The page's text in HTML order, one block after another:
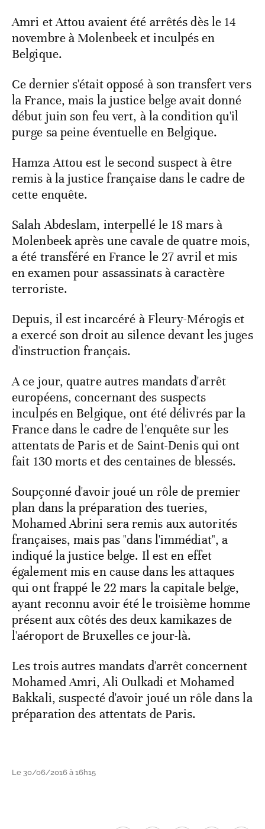
Amri et Attou avaient été arrêtés dès le 14
novembre à Molenbeek et inculpés en
Belgique.
Ce dernier s'était opposé à son transfert vers
la France, mais la justice belge avait donné
début juin son feu vert, à la condition qu'il
purge sa peine éventuelle en Belgique.
Hamza Attou est le second suspect à être
remis à la justice française dans le cadre de
cette enquête.
Salah Abdeslam, interpellé le 18 mars à
Molenbeek après une cavale de quatre mois,
a été transféré en France le 27 avril et mis
en examen pour assassinats à caractère
terroriste.
Depuis, il est incarcéré à Fleury-Mérogis et
a exercé son droit au silence devant les juges
d'instruction français.
A ce jour, quatre autres mandats d'arrêt
européens, concernant des suspects
inculpés en Belgique, ont été délivrés par la
France dans le cadre de l'enquête sur les
attentats de Paris et de Saint-Denis qui ont
fait 130 morts et des centaines de blessés.
Soupçonné d'avoir joué un rôle de premier
plan dans la préparation des tueries,
Mohamed Abrini sera remis aux autorités
françaises, mais pas "dans l'immédiat", a
indiqué la justice belge. Il est en effet
également mis en cause dans les attaques
qui ont frappé le 22 mars la capitale belge,
ayant reconnu avoir été le troisième homme
présent aux côtés des deux kamikazes de
l'aéroport de Bruxelles ce jour-là.
Les trois autres mandats d'arrêt concernent
Mohamed Amri, Ali Oulkadi et Mohamed
Bakkali, suspecté d'avoir joué un rôle dans la
préparation des attentats de Paris.
Le 30/06/2016 à 16h15